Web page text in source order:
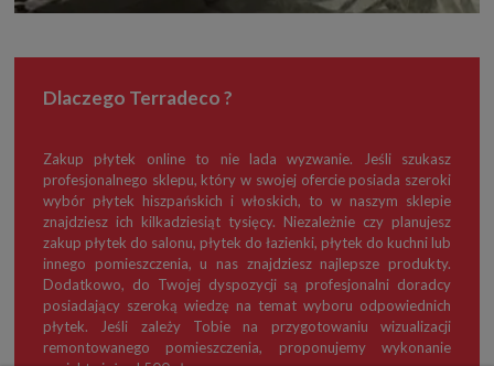
Dlaczego Terradeco ?
Zakup płytek online to nie lada wyzwanie. Jeśli szukasz
profesjonalnego sklepu, który w swojej ofercie posiada szeroki
wybór płytek hiszpańskich i włoskich, to w naszym sklepie
znajdziesz ich kilkadziesiąt tysięcy. Niezależnie czy planujesz
zakup płytek do salonu, płytek do łazienki, płytek do kuchni lub
innego pomieszczenia, u nas znajdziesz najlepsze produkty.
Dodatkowo, do Twojej dyspozycji są profesjonalni doradcy
posiadający szeroką wiedzę na temat wyboru odpowiednich
płytek. Jeśli zależy Tobie na przygotowaniu wizualizacji
remontowanego pomieszczenia, proponujemy wykonanie